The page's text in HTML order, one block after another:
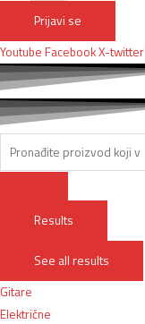
Prijavi se
Youtube FacebookX-twitter
Results
See all results
Gitare
Električne